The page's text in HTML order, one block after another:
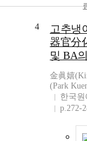
4
고추냉
器官分
및 BA
金眞嬉
(Park
한국
p.272-